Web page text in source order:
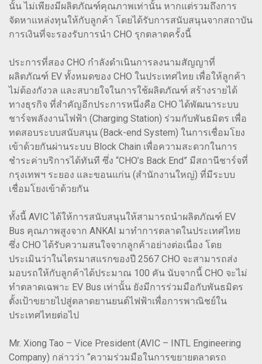
นั้น ไม่เพียงมีผลิตภัณฑ์คุณภาพเท่านั้น หากแต่รวมถึงการ
จัดหาแหล่งทุนให้กับลูกค้า โดยได้รับการสนับสนุนจากสถาบัน
การเงินที่จะรองรับการนำ CHO รุกตลาดครั้งนี้
ประการที่สอง CHO กำลังดำเนินการลงนามสัญญาที่
ผลิตภัณฑ์ EV ทั้งหมดของ CHO ในประเทศไทย เพื่อให้ลูกค้า
ไม่ต้องกังวล และสบายใจในการใช้ผลิตภัณฑ์ สร้างรายได้
ทางธุรกิจ ที่สำคัญอีกประการหนึ่งคือ CHO ได้พัฒนาระบบ
ชาร์จพลังงานไฟฟ้า (Charging Station) ร่วมกับพันธมิตร เพื่อ
ทดสอบระบบสนับสนุน (Back-end System) ในการเชื่อมโยง
เข้าด้วยกันผ่านระบบ Block Chain เพื่อความสะดวกในการ
ชำระค่าบริการได้ทันที ซึ่ง “CHO’s Back End” มีสถานีชาร์จที่
กรุงเทพฯ ระยอง และขอนแก่น (สำนักงานใหญ่) ที่มีระบบ
เชื่อมโยงเข้าด้วยกัน
ทั้งนี้ AVIC ได้ให้การสนับสนุนให้สามารถนำผลิตภัณฑ์ EV
Bus คุณภาพสูงจาก ANKAI มาทำการตลาดในประเทศไทย
ซึ่ง CHO ได้รับความสนใจจากลูกค้าอย่างต่อเนื่อง โดย
ประเมินว่าในไตรมาสแรกของปี 2567 CHO จะสามารถส่ง
มอบรถให้กับลูกค้าได้ประมาณ 100 คัน นับจากนี้ CHO จะไม่
ทำตลาดเฉพาะ EV Bus เท่านั้น ยังมีการร่วมมือกับพันธมิตร
ตั้งเป้าขยายไปสู่ตลาดยานยนต์ไฟฟ้าเพื่อการพาณิชย์ใน
ประเทศไทยต่อไป
Mr. Xiong Tao – Vice President (AVIC – INTL Engineering
Company) กล่าวว่า “ความร่วมมือในการขยายตลาดรถ